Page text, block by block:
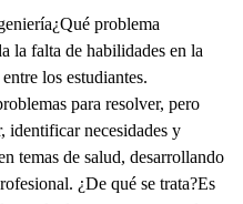
problema
la falta de habilidades en la
los estudiantes.
para resolver, pero
identificar necesidades y
temas de salud, desarrollando
¿De qué se trata?Es